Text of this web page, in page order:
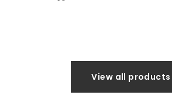
View all products